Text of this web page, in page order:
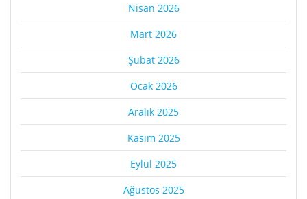
Nisan 2026
Mart 2026
Şubat 2026
Ocak 2026
Aralık 2025
Kasım 2025
Eylül 2025
Ağustos 2025